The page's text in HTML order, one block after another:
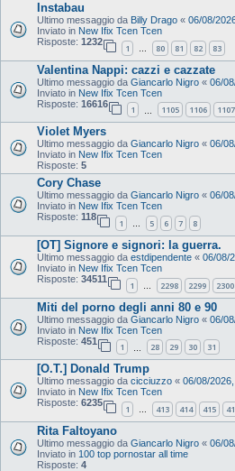
Instabau
Ultimo messaggio da Billy Drago « 06/08/
Inviato in New Ifix Tcen Tcen
Risposte: 1232
1 … 80 81 82 83
Valentina Nappi: cazzi e cazzate
Ultimo messaggio da Giancarlo Nigro « 06/
Inviato in New Ifix Tcen Tcen
Risposte: 16616
1 1105 1106 1107
Violet Myers
Ultimo messaggio da Giancarlo Nigro « 06/
Inviato in New Ifix Tcen Tcen
Risposte: 5
Cory Chase
Ultimo messaggio da Giancarlo Nigro « 06/
Inviato in New Ifix Tcen Tcen
Risposte: 118
1 … 5 6 7 8
[OT] Signore e signori: la guerra.
Ultimo messaggio da estdipendente « 06/08/
Inviato in New Ifix Tcen Tcen
Risposte: 34511
1 … 2298 2299 2300
Miti del porno degli anni 80 e 90
Ultimo messaggio da Giancarlo Nigro « 06/
Inviato in New Ifix Tcen Tcen
Risposte: 451
1 28 29 30 31
[O.T.] Donald Trump
Ultimo messaggio da cicciuzzo « 06/08/
Inviato in New Ifix Tcen Tcen
Risposte: 6235
1 … 413 414 415
Rita Faltoyano
Ultimo messaggio da Giancarlo Nigro « 06/
Inviato in 100 top pornostar all time
Risposte: 4